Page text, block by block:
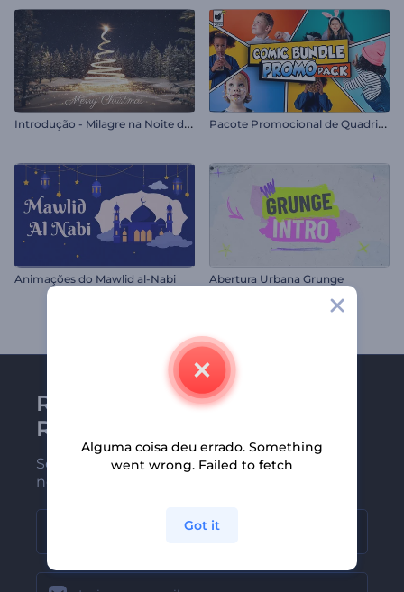
I
ntrodução - Milagre na Noite de Natal P
acote Promocional de Quadrinhos
Animações do Mawlid al-Nabi Abertura Urbana Grunge
Receba a newsletter da
Renderforest
Seja um dos primeiros a receber
nossas últimas novidades e ofertas
Alguma coisa deu errado. Something
went wrong. Failed to fetch
Got it